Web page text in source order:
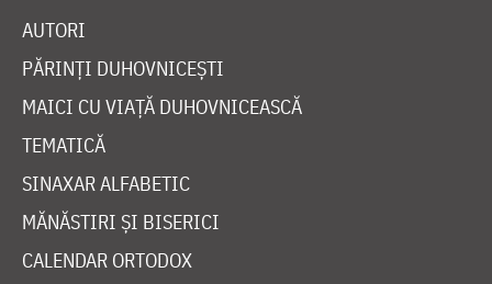
AUTORI
PĂRINȚI DUHOVNICEȘTI
MAICI CU VIAȚĂ DUHOVNICEASCĂ
TEMATICĂ
SINAXAR ALFABETIC
MĂNĂSTIRI ȘI BISERICI
CALENDAR ORTODOX